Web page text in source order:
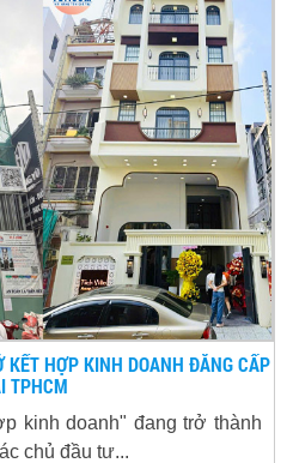
HỢP KINH DOANH ĐẲNG CẤP
TPHCM
kinh doanh" đang trở thành
chủ đầu tư...